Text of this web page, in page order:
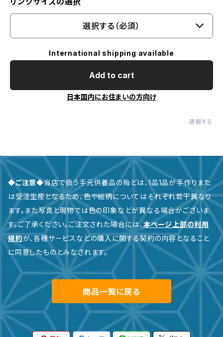
選択する（必須）
International shipping available
Add to cart
日本国内にお住まいの方向け
通報する
◆ご注意◆当店で扱う手元供養品の殆どは、1品1品が手作りまた
は受注生産となるため、色や絵柄についてはそれぞれ若干異なり
ます。また写真と現物では色の印象などが異なる場合がございま
す。ご了承ください。ご注文された場合には、本ページ上部の利用
規約が、各種サービスなどの購入に関する契約の内容となること
に同意したものとみなされます。
商品一覧に戻る